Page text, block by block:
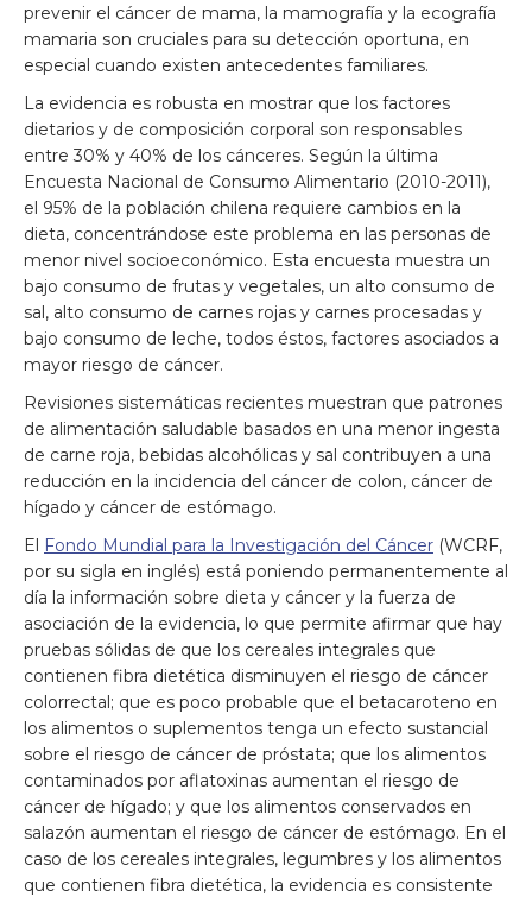
prevenir el cáncer de mama, la mamografía y la ecografía
mamaria son cruciales para su detección oportuna, en
especial cuando existen antecedentes familiares.
La evidencia es robusta en mostrar que los factores
dietarios y de composición corporal son responsables
entre 30% y 40% de los cánceres. Según la última
Encuesta Nacional de Consumo Alimentario (2010-2011),
el 95% de la población chilena requiere cambios en la
dieta, concentrándose este problema en las personas de
menor nivel socioeconómico. Esta encuesta muestra un
bajo consumo de frutas y vegetales, un alto consumo de
sal, alto consumo de carnes rojas y carnes procesadas y
bajo consumo de leche, todos éstos, factores asociados a
mayor riesgo de cáncer.
Revisiones sistemáticas recientes muestran que patrones
de alimentación saludable basados en una menor ingesta
de carne roja, bebidas alcohólicas y sal contribuyen a una
reducción en la incidencia del cáncer de colon, cáncer de
hígado y cáncer de estómago.
El Fondo Mundial para la Investigación del Cáncer (WCRF,
por su sigla en inglés) está poniendo permanentemente al
día la información sobre dieta y cáncer y la fuerza de
asociación de la evidencia, lo que permite afirmar que hay
pruebas sólidas de que los cereales integrales que
contienen fibra dietética disminuyen el riesgo de cáncer
colorrectal; que es poco probable que el betacaroteno en
los alimentos o suplementos tenga un efecto sustancial
sobre el riesgo de cáncer de próstata; que los alimentos
contaminados por aflatoxinas aumentan el riesgo de
cáncer de hígado; y que los alimentos conservados en
salazón aumentan el riesgo de cáncer de estómago. En el
caso de los cereales integrales, legumbres y los alimentos
que contienen fibra dietética, la evidencia es consistente